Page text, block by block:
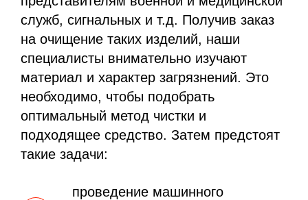
служб, сигнальных и т.д. Получив заказ
на очищение таких изделий, наши
специалисты внимательно изучают
материал и характер загрязнений. Это
необходимо, чтобы подобрать
оптимальный метод чистки и
подходящее средство. Затем предстоят
такие задачи:
проведение машинного